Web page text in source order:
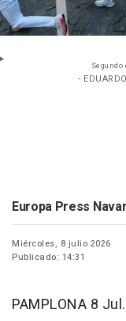
-
Europa Press
Miércoles, 8 julio 2026
Publicado: 14:31
PAMPLONA 8